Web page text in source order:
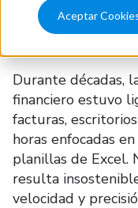
Aceptar
Durante décadas,
financiero estuvo
facturas,
horas enfocadas
planillas de Excel.
resulta
velocidad y